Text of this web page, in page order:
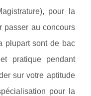
pour la
passer au concours
plupart sont de bac
pratique pendant
sur votre aptitude
pour la